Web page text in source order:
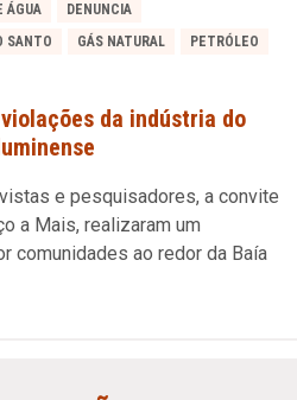
ÁGUA
DENUNCIA
SANTO GÁS NATURAL
PETRÓLEO
da indústria do
e pesquisadores, a convite
a Mais, realizaram um
comunidades ao redor da Baía